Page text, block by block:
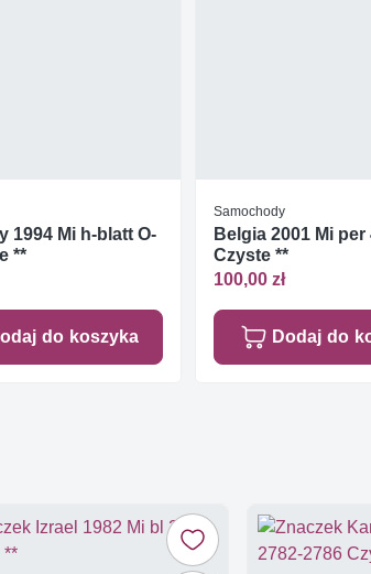
1994 Mi h-blatt O-
**
do koszyka
Samochody
Belgia 2001 Mi per
Czyste **
100,00 zł
Dodaj do